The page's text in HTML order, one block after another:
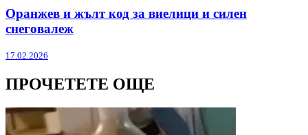
Оранжев и жълт код за виелици и силен
снеговалеж
17.02.2026
ПРОЧЕТЕТЕ ОЩЕ